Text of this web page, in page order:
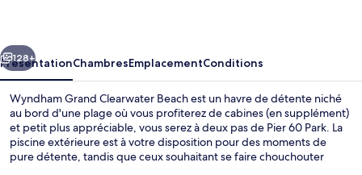
Suivant
128+
PrésentationChambresEmplacementConditions
Wyndham Grand Clearwater Beach est un havre de détente niché
au bord d'une plage où vous profiterez de cabines (en supplément)
et petit plus appréciable, vous serez à deux pas de Pier 60 Park. La
piscine extérieure est à votre disposition pour des moments de
pure détente, tandis que ceux souhaitant se faire chouchouter